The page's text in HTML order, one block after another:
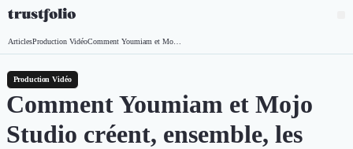
Pourquoi Trustfolio ?
Mesure de satisfaction
Collecte d'avis vérifiés B2B
Collecte d’avis Google
Import d'avis existants
Widgets d'avis
ArticlesProduction Vidéo
Production Vidéo
Comment Youmiam et Mojo
Studio créent, ensemble, les